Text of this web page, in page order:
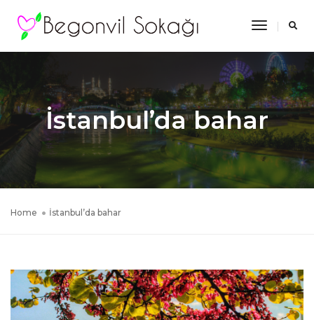
Toggle
İstanbul’da bahar
Home İstanbul’da bahar